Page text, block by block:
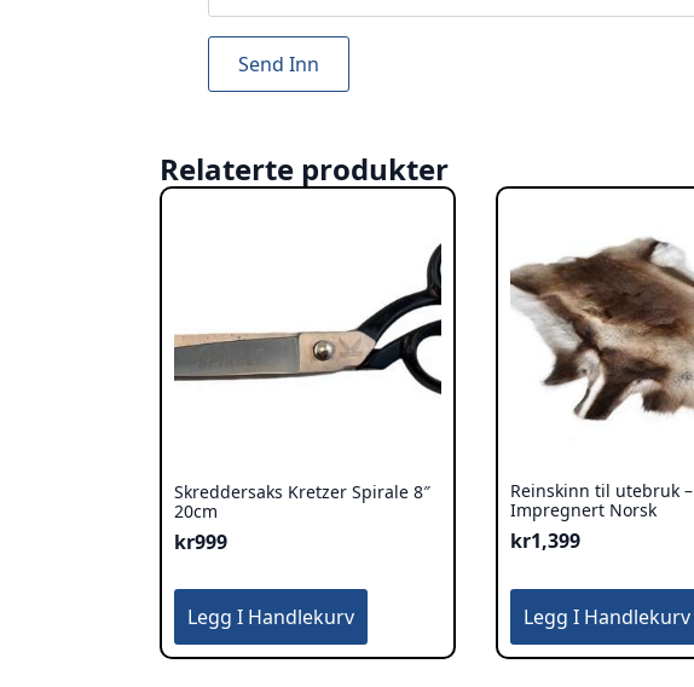
Relaterte produkter
Skreddersaks Kretzer Spirale 8″
20cm
kr999
Legg I Handlekurv
Reinskinn til utebruk –
Impregnert Norsk
kr1,399
Legg I Handlekurv